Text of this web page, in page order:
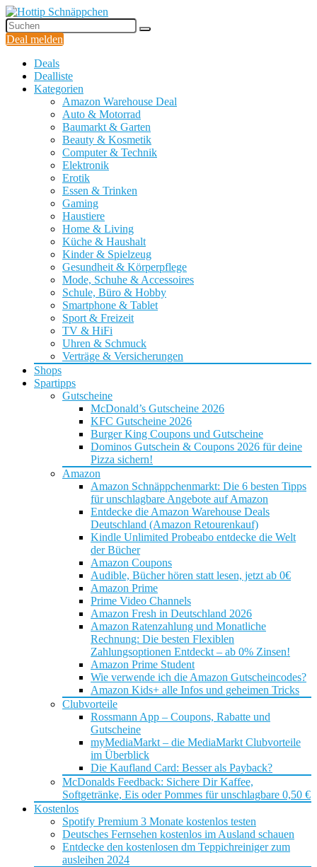
Deal melden
Deals
Dealliste
Kategorien
Amazon Warehouse Deal
Auto & Motorrad
Baumarkt & Garten
Beauty & Kosmetik
Computer & Technik
Elektronik
Erotik
Essen & Trinken
Gaming
Haustiere
Home & Living
Küche & Haushalt
Kinder & Spielzeug
Gesundheit & Körperpflege
Mode, Schuhe & Accessoires
Schule, Büro & Hobby
Smartphone & Tablet
Sport & Freizeit
TV & HiFi
Uhren & Schmuck
Verträge & Versicherungen
Shops
Spartipps
Gutscheine
McDonald’s Gutscheine 2026
KFC Gutscheine 2026
Burger King Coupons und Gutscheine
Dominos Gutschein & Coupons 2026 für deine
Pizza sichern!
Amazon
Amazon Schnäppchenmarkt: Die 6 besten Tipps
für unschlagbare Angebote auf Amazon
Entdecke die Amazon Warehouse Deals
Deutschland (Amazon Retourenkauf)
Kindle Unlimited Probeabo entdecke die Welt
der Bücher
Amazon Coupons
Audible, Bücher hören statt lesen, jetzt ab 0€
Amazon Prime
Prime Video Channels
Amazon Fresh in Deutschland 2026
Amazon Ratenzahlung und Monatliche
Rechnung: Die besten Flexiblen
Zahlungsoptionen Entdeckt – ab 0% Zinsen!
Amazon Prime Student
Wie verwende ich die Amazon Gutscheincodes?
Amazon Kids+ alle Infos und geheimen Tricks
Clubvorteile
Rossmann App – Coupons, Rabatte und
Gutscheine
myMediaMarkt – die MediaMarkt Clubvorteile
im Überblick
Die Kaufland Card: Besser als Payback?
McDonalds Feedback: Sichere Dir Kaffee,
Softgetränke, Eis oder Pommes für unschlagbare 0,50 €
Kostenlos
Spotify Premium 3 Monate kostenlos testen
Deutsches Fernsehen kostenlos im Ausland schauen
Entdecke den kostenlosen dm Teppichreiniger zum
ausleihen 2024